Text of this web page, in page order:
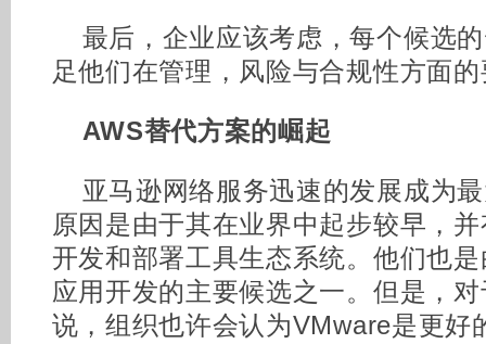
最后，企业应该考虑，每个候选
足他们在管理，风险与合规性方面
AWS替代方案的崛起
亚马逊网络服务迅速的发展成为
原因是由于其在业界中起步较早，
开发和部署工具生态系统。他们也
应用开发的主要候选之一。但是，
说，组织也许会认为VMware是更好